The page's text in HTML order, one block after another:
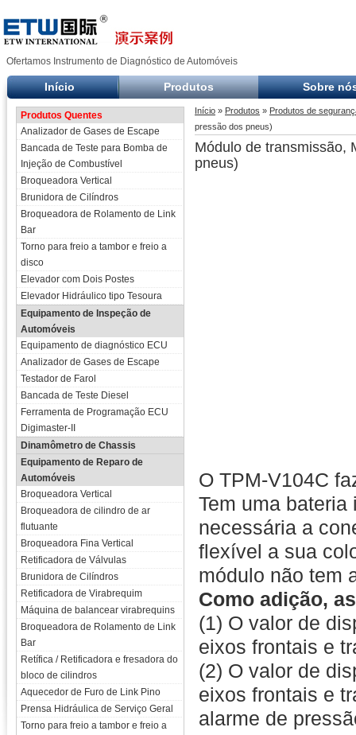
Ofertamos Instrumento de Diagnóstico de Automóveis
Início Produtos Sobre
Produtos Quentes
Analizador de Gases de Escape
Bancada de Teste para Bomba de
Injeção de Combustível
Broqueadora Vertical
Brunidora de Cilíndros
Broqueadora de Rolamento de Link
Bar
Torno para freio a tambor e freio a
disco
Elevador com Dois Postes
Elevador Hidráulico tipo Tesoura
Equipamento de Inspeção de
Automóveis
Equipamento de diagnóstico ECU
Analizador de Gases de Escape
Testador de Farol
Bancada de Teste Diesel
Ferramenta de Programação ECU
Digimaster-II
Dinamômetro de Chassis
Equipamento de Reparo de
Automóveis
Broqueadora Vertical
Broqueadora de cilindro de ar
flutuante
Broqueadora Fina Vertical
Retificadora de Válvulas
Brunidora de Cilíndros
Retificadora de Virabrequim
Máquina de balancear virabrequins
Broqueadora de Rolamento de Link
Bar
Retífica / Retificadora e fresadora do
bloco de cilindros
Aquecedor de Furo de Link Pino
Prensa Hidráulica de Serviço Geral
Torno para freio a tambor e freio a
Início » Produtos » Produtos de
pressão dos pneus)
Módulo de transmissão,
pneus)
O TPM-V104C
Tem uma
necessária a
flexível a sua
módulo não tem
Como adição,
(1) O valor de
eixos frontais e
(2) O valor de
eixos frontais e
alarme de